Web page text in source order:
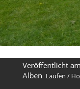
Veröffentlicht am
Alben Laufen /